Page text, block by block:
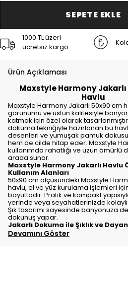
SEPETE EKLE
1000 TL üzeri
ücretsiz kargo
Ürün Açıklaması
Maxstyle Harmony Jakarlı
Havlu
Maxstyle Harmony Jakarlı 50x90 cm
görünümü ve üstün kalitesiyle
katmak için özel olarak
dokuma tekniğiyle hazırlanan bu
desenleri ve yumuşak pamuk
hem de cilde hitap eder. Maxstyle
kullanımda rahatlığı ve uzun ömürlü
arada sunar.
Maxstyle Harmony Jakarlı Havlu
Kullanım Alanları
50x90 cm ölçüsündeki Maxstyle
havlu, el ve yüz kurulama işlemleri
boyuttadır. Pratik ve kompakt
yerinde veya seyahatlerinizde
Şık tasarımı sayesinde banyonuza
dokunuş yapar.
Jakarlı Dokuma ile Şıklık ve
Devamını Göster